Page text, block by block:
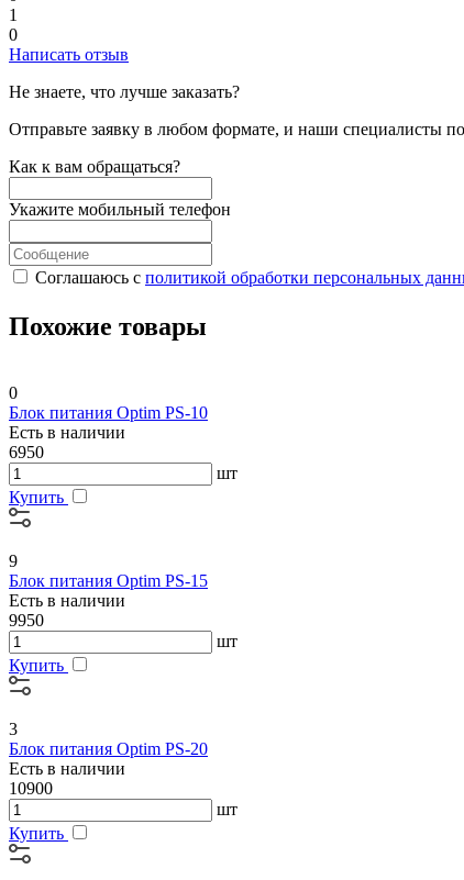
1
0
Написать отзыв
Не знаете, что лучше заказать?
Отправьте заявку в любом формате, и наши специалисты
Как к вам обращаться?
Укажите мобильный телефон
Соглашаюсь с политикой обработки персональных
Похожие товары
0
Блок питания Optim PS-10
Есть в наличии
6950
шт
Купить
9
Блок питания Optim PS-15
Есть в наличии
9950
шт
Купить
3
Блок питания Optim PS-20
Есть в наличии
10900
шт
Купить